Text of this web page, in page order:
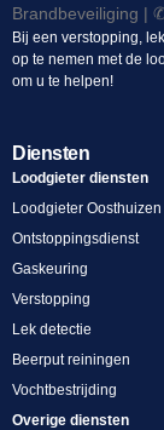
Bij een verstopping,
op te nemen met de
om u te helpen!
Diensten
Loodgieter diensten
Loodgieter Oosthuizen
Ontstoppingsdienst
Gaskeuring
Verstopping
Lek detectie
Beerput reiningen
Vochtbestrijding
Overige diensten